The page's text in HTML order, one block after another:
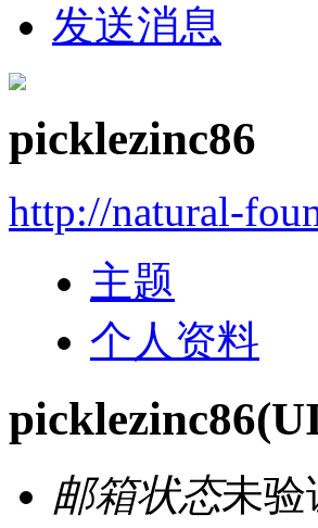
发送消息
picklezinc86
http://natural-
主题
个人资料
picklezinc86
邮箱状态未验